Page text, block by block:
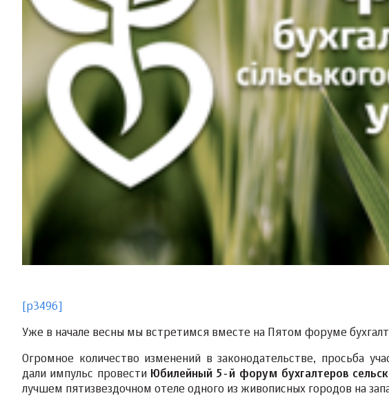
[p3496]
Уже в начале весны мы встретимся вместе на Пятом форуме
Огромное количество изменений в законодательстве, просьба
дали импульс провести Юбилейный 5-й форум бухгалтеров
лучшем пятизвездочном отеле одного из живописных городов на